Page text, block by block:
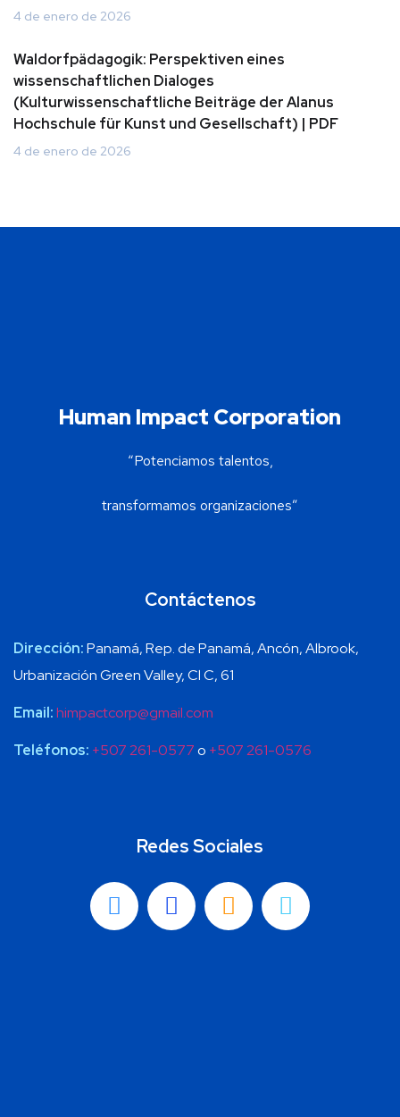
4 de enero de 2026
Waldorfpädagogik: Perspektiven eines
wissenschaftlichen Dialoges
(Kulturwissenschaftliche Beiträge der Alanus
Hochschule für Kunst und Gesellschaft) | PDF
4 de enero de 2026
Human Impact Corporation
“Potenciamos talentos,
transformamos organizaciones”
Contáctenos
Dirección:Panamá, Rep. de Panamá, Ancón, Albrook,
Urbanización Green Valley, Cl C, 61
Email:himpactcorp@gmail.com
Teléfonos: +507 261-0577o +507 261-0576
Redes Sociales